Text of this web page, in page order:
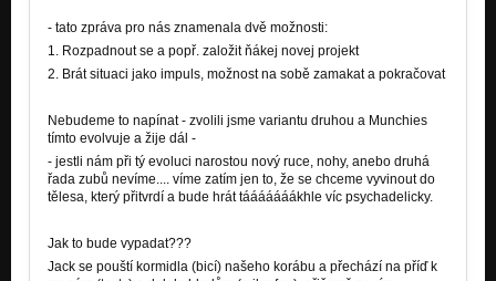
- tato zpráva pro nás znamenala dvě možnosti:
1. Rozpadnout se a popř. založit ňákej novej projekt
2. Brát situaci jako impuls, možnost na sobě zamakat a pokračovat
Nebudeme to napínat - zvolili jsme variantu druhou a Munchies
tímto evolvuje a žije dál -
- jestli nám při tý evoluci narostou nový ruce, nohy, anebo druhá
řada zubů nevíme.... víme zatím jen to, že se chceme vyvinout do
tělesa, který přitvrdí a bude hrát tááááááákhle víc psychadelicky.
Jak to bude vypadat???
Jack se pouští kormidla (bicí) našeho korábu a přechází na příď k